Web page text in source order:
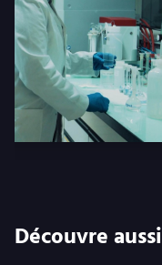
Découvre aussi